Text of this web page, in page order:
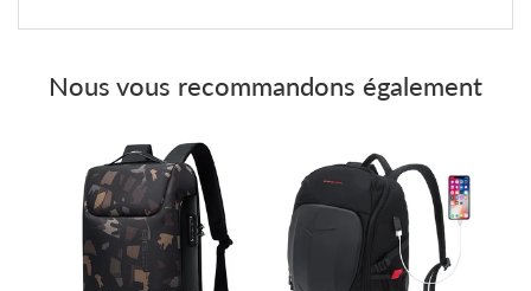
Nous vous recommandons également